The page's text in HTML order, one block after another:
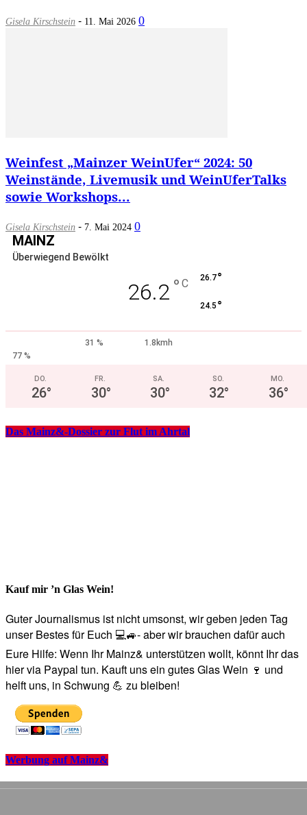
Gisela Kirschstein - 11. Mai 2026 0
Weinfest „Mainzer WeinUfer“ 2024: 50
Weinstände, Livemusik und WeinUferTalks
sowie Workshops...
Gisela Kirschstein - 7. Mai 2024 0
MAINZ
Überwiegend Bewölkt
26.2 ° C 26.7°
24.5 °
31 %
1.8kmh
77 %
DO.
26°
FR.
30°
SA.
30°
SO.
32°
MO.
36°
Das Mainz&-Dossier zur Flut im Ahrtal
Kauf mir ’n Glas Wein!
Guter Journalismus ist nicht umsonst, wir geben jeden Tag
unser Bestes für Euch 💻🚙- aber wir brauchen dafür auch
Eure Hilfe: Wenn Ihr Mainz& unterstützen wollt, könnt Ihr das
hier via Paypal tun. Kauft uns ein gutes Glas Wein 🍷 und
helft uns, in Schwung 💪 zu bleiben!
Werbung auf Mainz&